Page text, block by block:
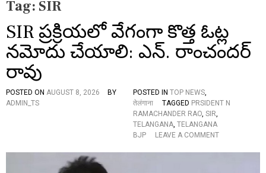
Tag: SIR
SIR ప్రక్రియలో వేగంగా కొత్త ఓట్ల
నమోదు చేయాలి: ఎన్. రాంచందర్
రావు
POSTED ON AUGUST 8, 2026
BY
ADMIN_TS
POSTED IN TOP NEWS,
तेलंगाना
TAGGED PRSIDENT N
RAMACHANDER RAO, SIR,
TELANGANA, TELANGANA
BJP
LEAVE A COMMENTO